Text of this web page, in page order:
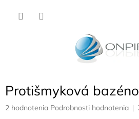
Protišmyková
Priemerné
2 hodnotenia Podrobnosti hodnotenia